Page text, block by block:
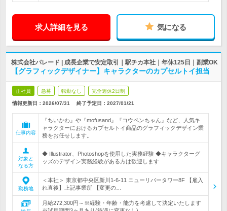
求人詳細を見る 気になる
株式会社パレード | 成長企業で安定取引｜駅チカ本社｜年休125日｜副業OK
【グラフィックデザイナー】キャラクターのカプセルトイ担当
正社員 急募 転勤なし 完全週休2日制
情報更新日：2026/07/31 終了予定日： 2027/01/21
仕事内容
『ちいかわ』や『mofusand』『コウペンちゃん』など、人気キ
ャラクターにおけるカプセルトイ商品のグラフィックデザイン業
務をお任せします。
対象と
なる方
◆ Illustrator、Photoshopを使用した実務経験 ◆キャラクターグ
ッズのデザイン実務経験がある方は歓迎します
勤務地
＜本社＞ 東京都中央区新川1-6-11 ニューリバータワー8F 【雇入
れ直後】上記事業所 【変更の…
月給272,300円～※経験・年齢・能力を考慮して決定いたします